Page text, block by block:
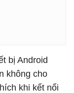
bị Android
không cho
khi kết nối